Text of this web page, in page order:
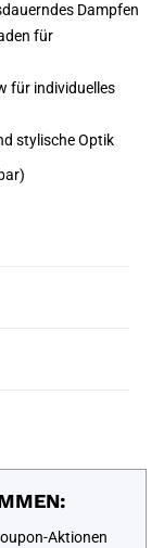
Dampfen
für
für individuelles
stylische Optik
Aktionen